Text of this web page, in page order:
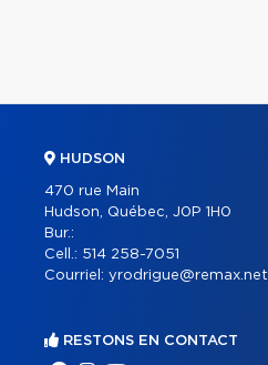
HUDSON
470 rue Main
Hudson, Québec, J0P 1H0
Bur.:
Cell.: 514 258-7051
Courriel: yrodrigue@remax.net
RESTONS EN CONTACT